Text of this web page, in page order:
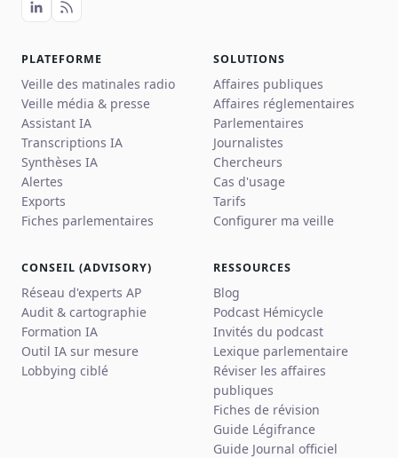
PLATEFORME
Veille des matinales radio
Veille média & presse
Assistant IA
Transcriptions IA
Synthèses IA
Alertes
Exports
Fiches parlementaires
SOLUTIONS
Affaires publiques
Affaires réglementaires
Parlementaires
Journalistes
Chercheurs
Cas d'usage
Tarifs
Configurer ma veille
CONSEIL (ADVISORY)
Réseau d'experts AP
Audit & cartographie
Formation IA
Outil IA sur mesure
Lobbying ciblé
RESSOURCES
Blog
Podcast Hémicycle
Invités du podcast
Lexique parlementaire
Réviser les affaires
publiques
Fiches de révision
Guide Légifrance
Guide Journal officiel